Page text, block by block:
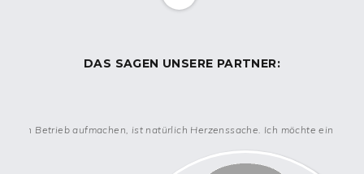
SANIERUNGEN
Teil eines etablierten und erfolgreichen Franchisesystems zu
DAS SAGEN UNSERE PARTNER:
Betrieb aufmachen, ist natürlich Herzenssache. Ich möchte ein